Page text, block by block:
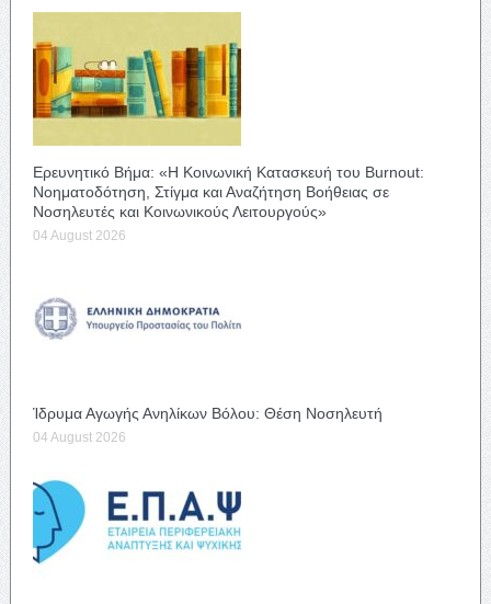
Ερευνητικό Βήμα: «Η Κοινωνική Κατασκευή του Burnout:
Νοηματοδότηση, Στίγμα και Αναζήτηση Βοήθειας σε
Νοσηλευτές και Κοινωνικούς Λειτουργούς»
04 August 2026
Ίδρυμα Αγωγής Ανηλίκων Βόλου: Θέση Νοσηλευτή
04 August 2026